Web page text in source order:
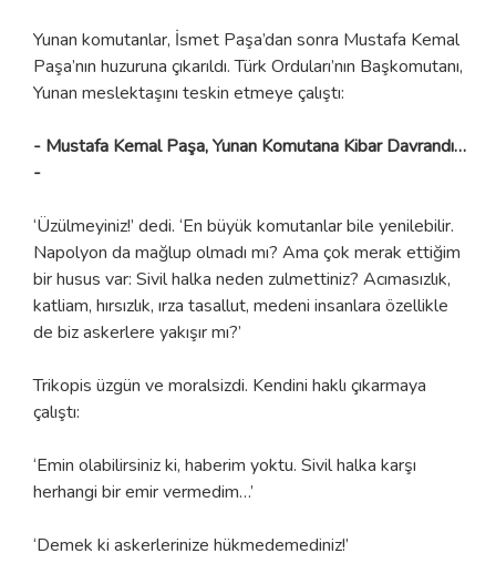
Yunan komutanlar, İsmet Paşa’dan sonra Mustafa Kemal
Paşa’nın huzuruna çıkarıldı. Türk Orduları’nın Başkomutanı,
Yunan meslektaşını teskin etmeye çalıştı:
- Mustafa Kemal Paşa, Yunan Komutana Kibar Davrandı…
-
‘Üzülmeyiniz!’ dedi. ‘En büyük komutanlar bile yenilebilir.
Napolyon da mağlup olmadı mı? Ama çok merak ettiğim
bir husus var: Sivil halka neden zulmettiniz? Acımasızlık,
katliam, hırsızlık, ırza tasallut, medeni insanlara özellikle
de biz askerlere yakışır mı?’
Trikopis üzgün ve moralsizdi. Kendini haklı çıkarmaya
çalıştı:
‘Emin olabilirsiniz ki, haberim yoktu. Sivil halka karşı
herhangi bir emir vermedim…’
‘Demek ki askerlerinize hükmedemediniz!’